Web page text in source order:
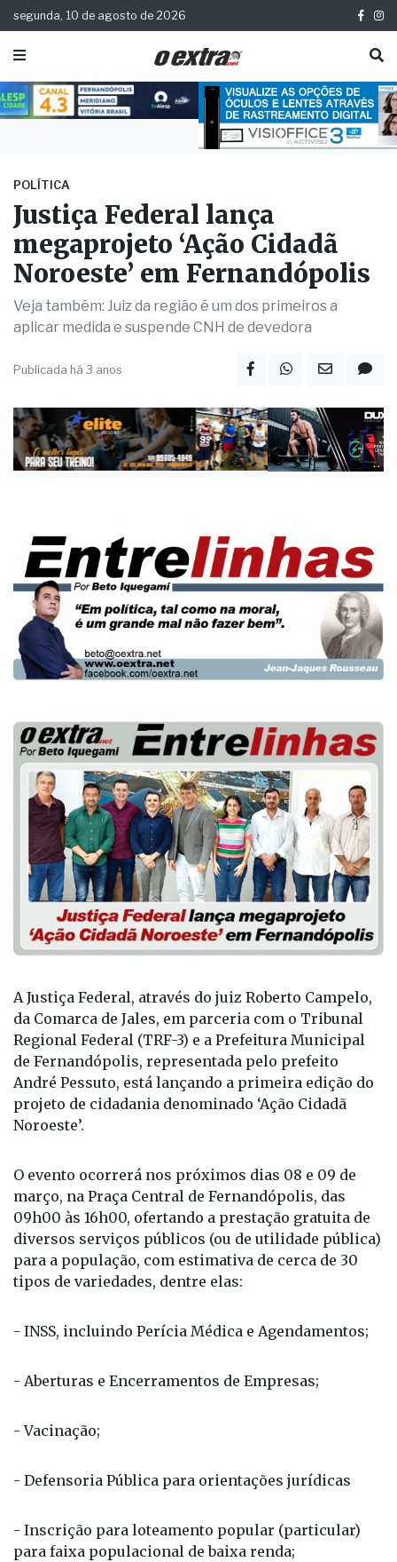
segunda, 10 de agosto de 2026
POLÍTICA
Justiça Federal lança
megaprojeto ‘Ação Cidadã
Noroeste’ em Fernandópolis
Veja também: Juiz da região é um dos primeiros a
aplicar medida e suspende CNH de devedora
Publicada há 3 anos
A Justiça Federal, através do juiz Roberto Campelo,
da Comarca de Jales, em parceria com o Tribunal
Regional Federal (TRF-3) e a Prefeitura Municipal
de Fernandópolis, representada pelo prefeito
André Pessuto, está lançando a primeira edição do
projeto de cidadania denominado ‘Ação Cidadã
Noroeste’.
O evento ocorrerá nos próximos dias 08 e 09 de
março, na Praça Central de Fernandópolis, das
09h00 às 16h00, ofertando a prestação gratuita de
diversos serviços públicos (ou de utilidade pública)
para a população, com estimativa de cerca de 30
tipos de variedades, dentre elas:
- INSS, incluindo Perícia Médica e Agendamentos;
- Aberturas e Encerramentos de Empresas;
- Vacinação;
- Defensoria Pública para orientações jurídicas
- Inscrição para loteamento popular (particular)
para faixa populacional de baixa renda;